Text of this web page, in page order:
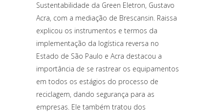
Sustentabilidade da Green Eletron, Gustavo
Acra, com a mediação de Brescansin. Raissa
explicou os instrumentos e termos da
implementação da logística reversa no
Estado de São Paulo e Acra destacou a
importância de se rastrear os equipamentos
em todos os estágios do processo de
reciclagem, dando segurança para as
empresas. Ele também tratou dos